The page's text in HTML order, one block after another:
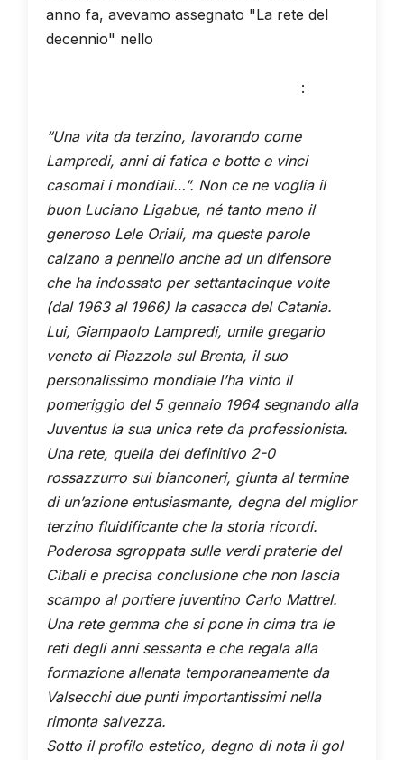
anno fa, avevamo assegnato "La rete del
decennio" nello
:
“Una vita da terzino, lavorando come
Lampredi, anni di fatica e botte e vinci
casomai i mondiali…”. Non ce ne voglia il
buon Luciano Ligabue, né tanto meno il
generoso Lele Oriali, ma queste parole
calzano a pennello anche ad un difensore
che ha indossato per settantacinque volte
(dal 1963 al 1966) la casacca del Catania.
Lui, Giampaolo Lampredi, umile gregario
veneto di Piazzola sul Brenta, il suo
personalissimo mondiale l’ha vinto il
pomeriggio del 5 gennaio 1964 segnando alla
Juventus la sua unica rete da professionista.
Una rete, quella del definitivo 2-0
rossazzurro sui bianconeri, giunta al termine
di un’azione entusiasmante, degna del miglior
terzino fluidificante che la storia ricordi.
Poderosa sgroppata sulle verdi praterie del
Cibali e precisa conclusione che non lascia
scampo al portiere juventino Carlo Mattrel.
Una rete gemma che si pone in cima tra le
reti degli anni sessanta e che regala alla
formazione allenata temporaneamente da
Valsecchi due punti importantissimi nella
rimonta salvezza.
Sotto il profilo estetico, degno di nota il gol